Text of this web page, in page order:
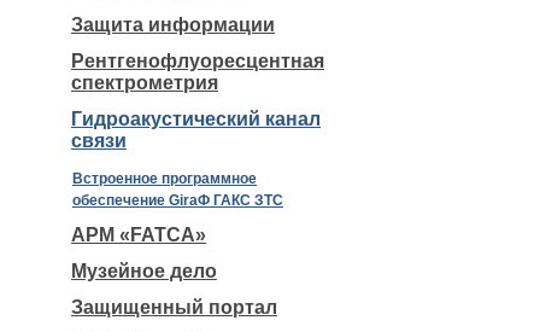
Защита информации
Рентгенофлуоресцентная
спектрометрия
Гидроакустический канал
связи
Встроенное программное
обеспечение GiraФ ГАКС ЗТС
АРМ «FATCA»
Музейное дело
Защищенный портал